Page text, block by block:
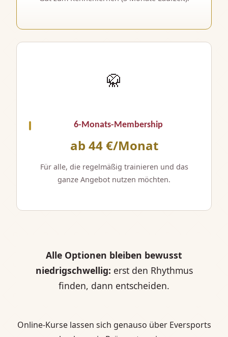
🥋
6-Monats-Membership
ab 44 €/Monat
Für alle, die regelmäßig trainieren und das
ganze Angebot nutzen möchten.
Alle Optionen bleiben bewusst
niedrigschwellig: erst den Rhythmus
finden, dann entscheiden.
Online-Kurse lassen sich genauso über Eversports